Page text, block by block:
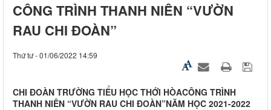
CÔNG TRÌNH THANH NIÊN “VƯỜN
RAU CHI ĐOÀN”
Thứ tư - 01/06/2022 14:59
CHI ĐOÀN TRƯỜNG TIỂU HỌC THỚI HÒACÔNG TRÌNH
THANH NIÊN “VƯỜN RAU CHI ĐOÀN”NĂM HỌC 2021-2022